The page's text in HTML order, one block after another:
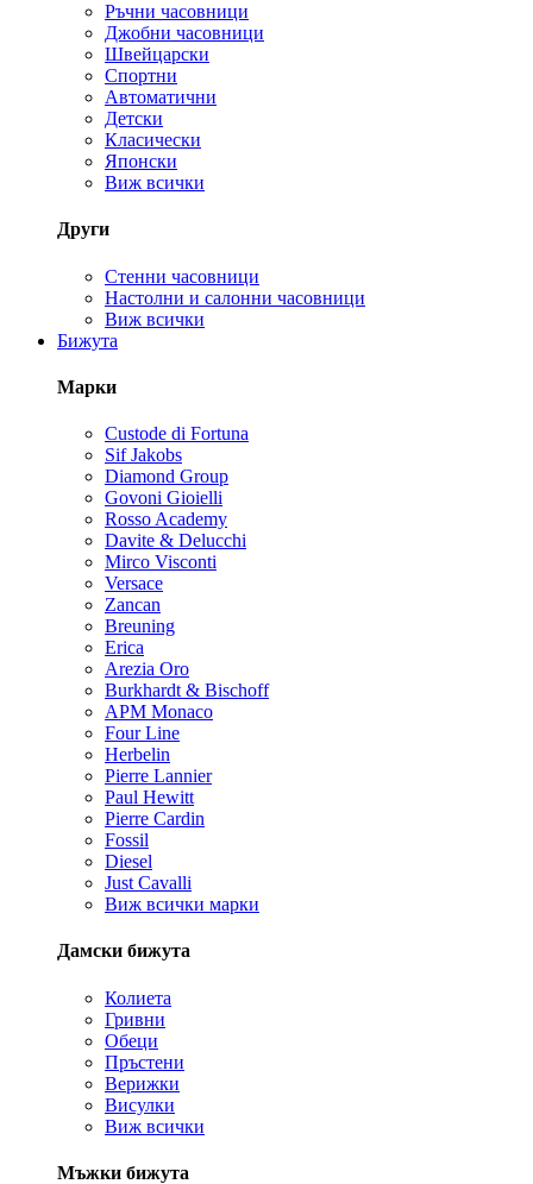
Ръчни часовници
Джобни часовници
Швейцарски
Спортни
Автоматични
Детски
Класически
Японски
Виж всички
Други
Стенни часовници
Настолни и салонни часовници
Виж всички
Бижута
Марки
Custode di Fortuna
Sif Jakobs
Diamond Group
Govoni Gioielli
Rosso Academy
Davite & Delucchi
Mirco Visconti
Versace
Zancan
Breuning
Erica
Arezia Oro
Burkhardt & Bischoff
APM Monaco
Four Line
Herbelin
Pierre Lannier
Paul Hewitt
Pierre Cardin
Fossil
Diesel
Just Cavalli
Виж всички марки
Дамски бижута
Колиета
Гривни
Обеци
Пръстени
Верижки
Висулки
Виж всички
Мъжки бижута